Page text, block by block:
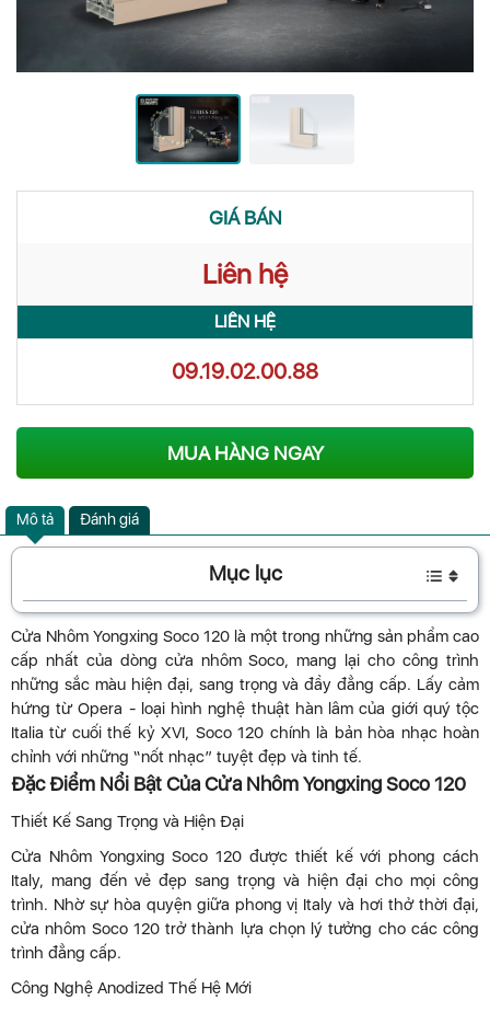
GIÁ BÁN
Liên hệ
LIÊN HỆ
09.19.02.00.88
MUA HÀNG NGAY
Mô tả Đánh giá
Mục lục
Cửa Nhôm Yongxing Soco 120 là một trong những sản phẩm cao
cấp nhất của dòng cửa nhôm Soco, mang lại cho công trình
những sắc màu hiện đại, sang trọng và đầy đẳng cấp. Lấy cảm
hứng từ Opera - loại hình nghệ thuật hàn lâm của giới quý tộc
Italia từ cuối thế kỷ XVI, Soco 120 chính là bản hòa nhạc hoàn
chỉnh với những “nốt nhạc” tuyệt đẹp và tinh tế.
Đặc Điểm Nổi Bật Của Cửa Nhôm Yongxing Soco 120
Thiết Kế Sang Trọng và Hiện Đại
Cửa Nhôm Yongxing Soco 120 được thiết kế với phong cách
Italy, mang đến vẻ đẹp sang trọng và hiện đại cho mọi công
trình. Nhờ sự hòa quyện giữa phong vị Italy và hơi thở thời đại,
cửa nhôm Soco 120 trở thành lựa chọn lý tưởng cho các công
trình đẳng cấp.
Công Nghệ Anodized Thế Hệ Mới